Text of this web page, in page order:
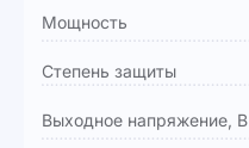
Мощность
Степень защиты
Выходное напряжение, В